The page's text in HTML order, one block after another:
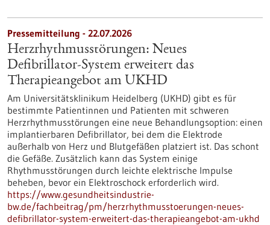
Pressemitteilung - 22.07.2026
Herzrhythmusstörungen: Neues
Defibrillator-System erweitert das
Therapieangebot am UKHD
Am Universitätsklinikum Heidelberg (UKHD) gibt es für
bestimmte Patientinnen und Patienten mit schweren
Herzrhythmusstörungen eine neue Behandlungsoption: einen
implantierbaren Defibrillator, bei dem die Elektrode
außerhalb von Herz und Blutgefäßen platziert ist. Das schont
die Gefäße. Zusätzlich kann das System einige
Rhythmusstörungen durch leichte elektrische Impulse
beheben, bevor ein Elektroschock erforderlich wird.
https://www.gesundheitsindustrie-
bw.de/fachbeitrag/pm/herzrhythmusstoerungen-neues-
defibrillator-system-erweitert-das-therapieangebot-am-ukhd